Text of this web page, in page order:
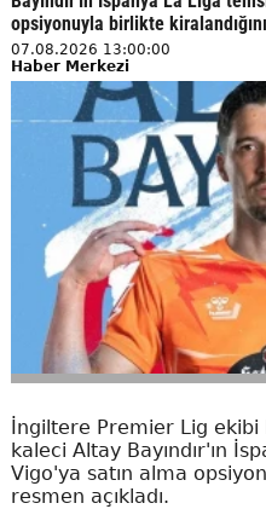
opsiyonuyla birlikte
07.08.2026 13:00:00
Haber Merkezi
İngiltere Premier Lig
kaleci Altay Bayındır'ın
Vigo'ya satın alma
resmen açıkladı.